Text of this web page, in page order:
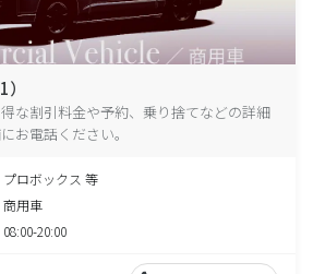
な割引料金や予約、乗り捨てなどの詳細
お電話ください。
プロボックス 等
商用車
08:00-20:00